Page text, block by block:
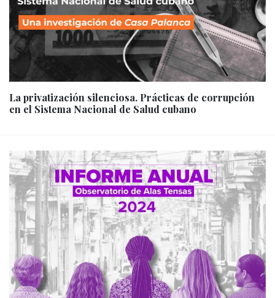
La privatización silenciosa. Prácticas de corrupción
en el Sistema Nacional de Salud cubano